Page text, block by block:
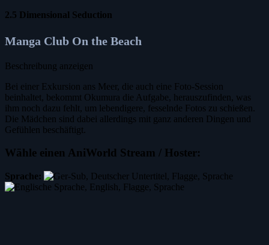
2.5 Dimensional Seduction
Manga Club On the Beach
Beschreibung anzeigen
Bei einer Exkursion ans Meer, die auch eine Foto-Session
beinhaltet, bekommt Okumura die Aufgabe, herauszufinden, was
ihm noch dazu fehlt, um lebendigere, fesselnde Fotos zu schießen.
Die Mädchen sind dabei allerdings mit ganz anderen Dingen und
Gefühlen beschäftigt.
Wähle einen AniWorld Stream / Hoster:
Sprache: